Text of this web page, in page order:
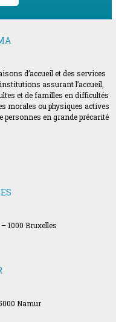
d’accueil et des services
assurant l’accueil,
et de familles en difficultés
morales ou physiques actives
personnes en grande précarité
1000 Bruxelles
Namur